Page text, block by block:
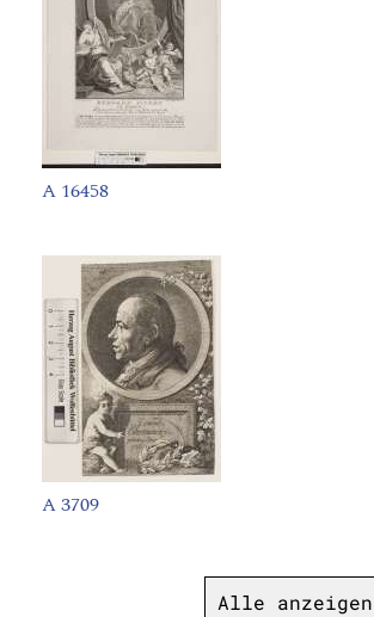
A 16458
A 3709
Alle anzeigen